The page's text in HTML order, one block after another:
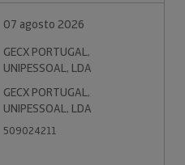
07 agosto 2026
GECX PORTUGAL,
UNIPESSOAL, LDA
GECX PORTUGAL,
UNIPESSOAL, LDA
509024211